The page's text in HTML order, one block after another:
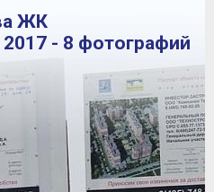
ЖК
- 8 фотографий